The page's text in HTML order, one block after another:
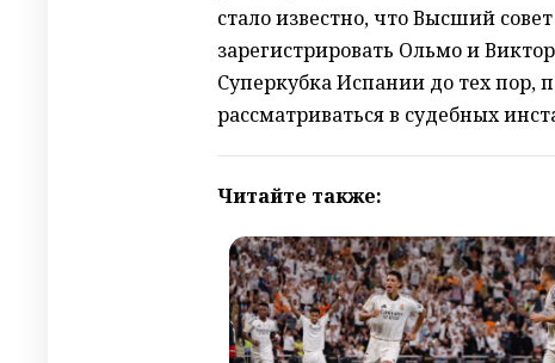
стало известно, что Высший
зарегистрировать Ольмо и
Суперкубка Испании до тех пор,
рассматриваться в судебных
Читайте также: